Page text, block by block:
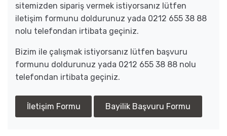
sitemizden sipariş vermek istiyorsanız lütfen
iletişim formunu doldurunuz yada 0212 655 38 88
nolu telefondan irtibata geçiniz.
Bizim ile çalışmak istiyorsanız lütfen başvuru
formunu doldurunuz yada 0212 655 38 88 nolu
telefondan irtibata geçiniz.
İletişim Formu Bayilik Başvuru Formu